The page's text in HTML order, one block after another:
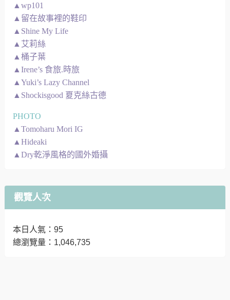
▲wp101
▲留在故事裡的鞋印
▲Shine My Life
▲艾莉絲
▲桶子葉
▲Irene’s 食旅.時旅
▲Yuki’s Lazy Channel
▲Shockisgood 夏克絲古德
PHOTO
▲Tomoharu Mori IG
▲Hideaki
▲Dry乾淨風格的國外婚攝
觀覽人次
本日人氣：95
總瀏覽量：1,046,735